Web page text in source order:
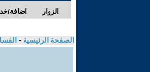
اضافة/ الزوار
الصفحة الرئيسية -